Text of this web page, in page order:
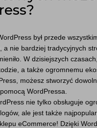
był przede
a nie bardziej tradycyjnych
W dzisiejszych
a także ogromnemu
możesz stworzyć
WordPressa.
nie tylko obsługuje
ale jest także
eCommerce! Dzięki